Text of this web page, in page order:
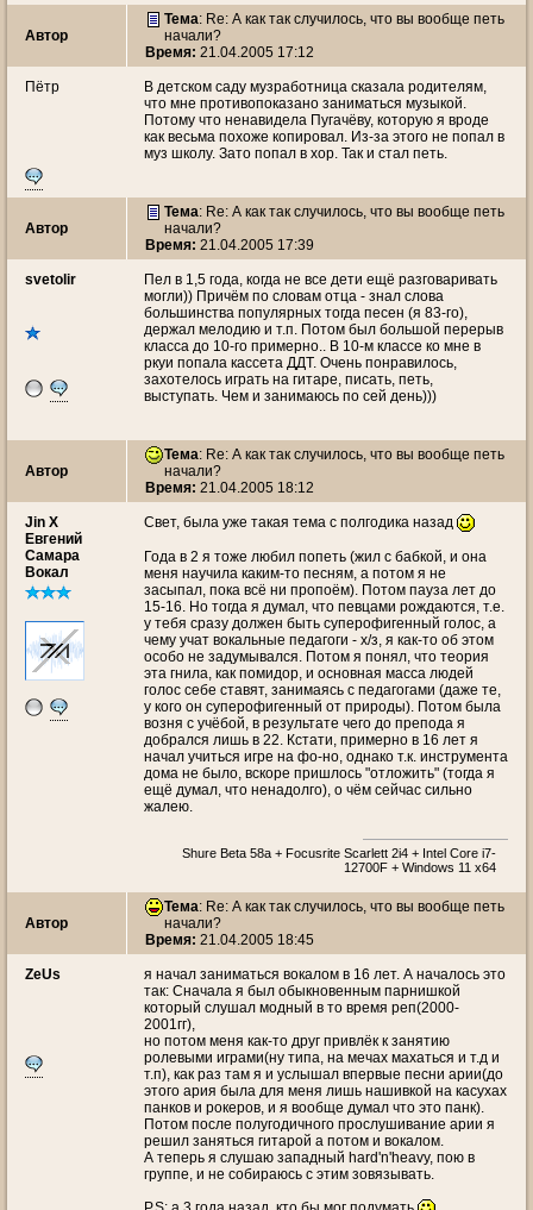
Автор
Тема: Re: А как так случилось, что вы вообще петь
начали?
Время: 21.04.2005 17:12
Пётр
В детском саду музработница сказала родителям,
что мне противопоказано заниматься музыкой.
Потому что ненавидела Пугачёву, которую я вроде
как весьма похоже копировал. Из-за этого не попал в
муз школу. Зато попал в хор. Так и стал петь.
Автор
Тема: Re: А как так случилось, что вы вообще петь
начали?
Время: 21.04.2005 17:39
svetolir
Пел в 1,5 года, когда не все дети ещё разговаривать
могли)) Причём по словам отца - знал слова
большинства популярных тогда песен (я 83-го),
держал мелодию и т.п. Потом был большой перерыв
класса до 10-го примерно.. В 10-м классе ко мне в
ркуи попала кассета ДДТ. Очень понравилось,
захотелось играть на гитаре, писать, петь,
выступать. Чем и занимаюсь по сей день)))
Автор
Тема: Re: А как так случилось, что вы вообще петь
начали?
Время: 21.04.2005 18:12
Jin X
Евгений
Самара
Вокал
Свет, была уже такая тема с полгодика назад
Года в 2 я тоже любил попеть (жил с бабкой, и она
меня научила каким-то песням, а потом я не
засыпал, пока всё ни пропоём). Потом пауза лет до
15-16. Но тогда я думал, что певцами рождаются, т.е.
у тебя сразу должен быть суперофигенный голос, а
чему учат вокальные педагоги - х/з, я как-то об этом
особо не задумывался. Потом я понял, что теория
эта гнила, как помидор, и основная масса людей
голос себе ставят, занимаясь с педагогами (даже те,
у кого он суперофигенный от природы). Потом была
возня с учёбой, в результате чего до препода я
добрался лишь в 22. Кстати, примерно в 16 лет я
начал учиться игре на фо-но, однако т.к. инструмента
дома не было, вскоре пришлось "отложить" (тогда я
ещё думал, что ненадолго), о чём сейчас сильно
жалею.
Shure Beta 58a + Focusrite Scarlett 2i4 + Intel Core i7-
12700F + Windows 11 x64
Автор
Тема: Re: А как так случилось, что вы вообще петь
начали?
Время: 21.04.2005 18:45
ZeUs
я начал заниматься вокалом в 16 лет. А началось это
так: Сначала я был обыкновенным парнишкой
который слушал модный в то время реп(2000-
2001гг),
но потом меня как-то друг привлёк к занятию
ролевыми играми(ну типа, на мечах махаться и т.д и
т.п), как раз там я и услышал впервые песни арии(до
этого ария была для меня лишь нашивкой на касухах
панков и рокеров, и я вообще думал что это панк).
Потом после полугодичного прослушивание арии я
решил заняться гитарой а потом и вокалом.
А теперь я слушаю западный hard'n'heavy, пою в
группе, и не собираюсь с этим зовязывать.